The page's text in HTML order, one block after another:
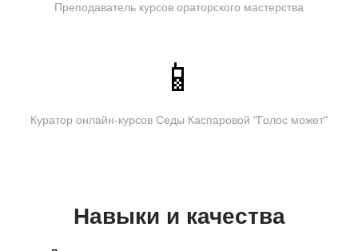
Преподаватель курсов ораторского мастерства
📱
Куратор онлайн-курсов Седы Каспаровой "Голос может"
Навыки и качества